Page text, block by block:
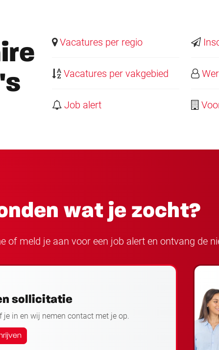
Vacatures per regio
Vacatures per vakgebied
Job alert
wat je zocht?
of meld je aan voor een job alert en ontvang de
sollicitatie
je in en wij nemen contact met je op.